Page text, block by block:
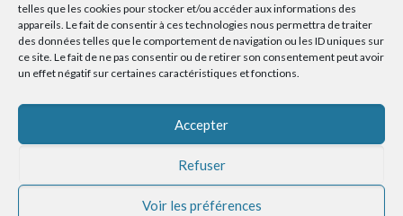
telles que les cookies pour stocker et/ou accéder aux informations des
appareils. Le fait de consentir à ces technologies nous permettra de traiter
des données telles que le comportement de navigation ou les ID uniques sur
ce site. Le fait de ne pas consentir ou de retirer son consentement peut avoir
un effet négatif sur certaines caractéristiques et fonctions.
Accepter
Refuser
Voir les préférences
© 2025 Service Communication CHU LILLE |